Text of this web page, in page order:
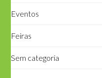
Eventos
Feiras
Sem categoria